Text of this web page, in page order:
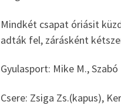
Mindkét csapat óriásit
adták fel, zárásként
Gyulasport: Mike M.,
Csere: Zsiga Zs.(kapus),